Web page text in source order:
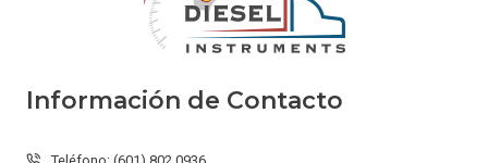
Información de Contacto